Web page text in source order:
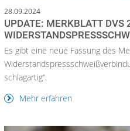
28.09.2024
UPDATE: MERKBLATT DVS
Es gibt eine neue Fassung des
schlagartig“.
Mehr erfahren